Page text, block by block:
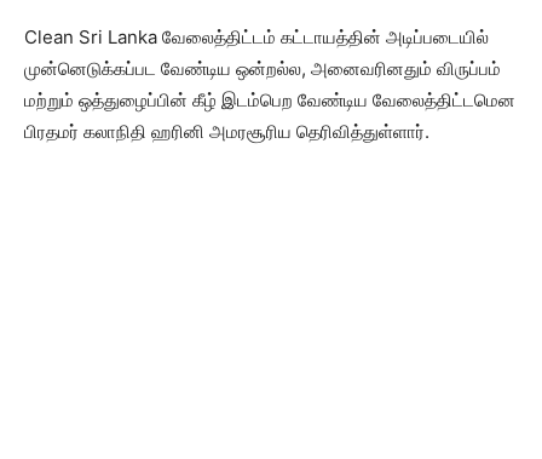
Clean Sri Lanka வேலைத்திட்டம் கட்டாயத்தின் அடிப்படையில்
முன்னெடுக்கப்பட வேண்டிய ஒன்றல்ல, அனைவரினதும் விருப்பம்
மற்றும் ஒத்துழைப்பின் கீழ் இடம்பெற வேண்டிய வேலைத்திட்டமென
பிரதமர் கலாநிதி ஹரினி அமரசூரிய தெரிவித்துள்ளார்.